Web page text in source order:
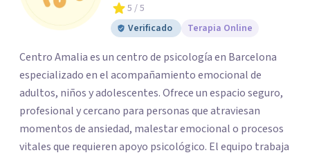
5 / 5
Verificado
Terapia Online
Centro Amalia es un centro de psicología en Barcelona
especializado en el acompañamiento emocional de
adultos, niños y adolescentes. Ofrece un espacio seguro,
profesional y cercano para personas que atraviesan
momentos de ansiedad, malestar emocional o procesos
vitales que requieren apoyo psicológico. El equipo trabaja